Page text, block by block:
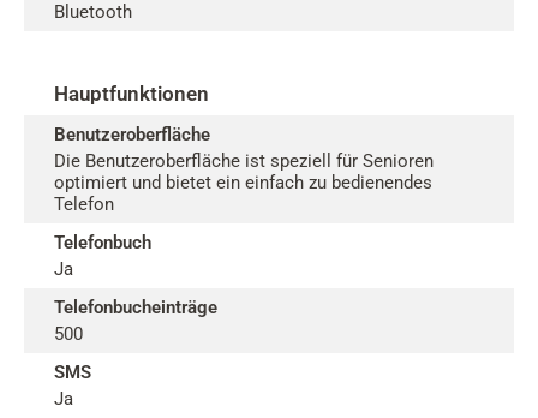
Bluetooth
Hauptfunktionen
Benutzeroberfläche
Die Benutzeroberfläche ist speziell für Senioren
optimiert und bietet ein einfach zu bedienendes
Telefon
Telefonbuch
Ja
Telefonbucheinträge
500
SMS
Ja